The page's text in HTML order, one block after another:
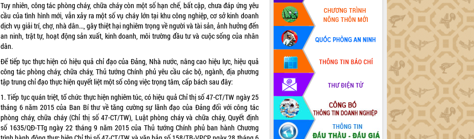
Tuy nhiên, công tác phòng cháy, chữa cháy còn một số hạn chế, bất cập, chưa đáp ứng yêu
cầu của tình hình mới, vẫn xảy ra một số vụ cháy lớn tại khu công nghiệp, cơ sở kinh doanh
dịch vụ giải trí, chợ, nhà dân..., gây thiệt hại nghiêm trọng về người và tài sản, ảnh hưởng đến
an ninh, trật tự, hoạt động sản xuất, kinh doanh, môi trường đầu tư và cuộc sống của nhân
dân.
Để tiếp tục thực hiện có hiệu quả chỉ đạo của Đảng, Nhà nước, nâng cao hiệu lực, hiệu quả
công tác phòng cháy, chữa cháy, Thủ tướng Chính phủ yêu cầu các bộ, ngành, địa phương
tập trung chỉ đạo thực hiện quyết liệt một số công việc trọng tâm, cấp bách sau đây:
1. Tiếp tục quán triệt, tổ chức thực hiện nghiêm túc, có hiệu quả Chỉ thị số 47-CT/TW ngày 25
tháng 6 năm 2015 của Ban Bí thư về tăng cường sự lãnh đạo của Đảng đối với công tác
phòng cháy, chữa cháy (Chỉ thị số 47-CT/TW), Luật phòng cháy và chữa cháy, Quyết định
số 1635/QĐ-TTg ngày 22 tháng 9 năm 2015 của Thủ tướng Chính phủ ban hành Chương